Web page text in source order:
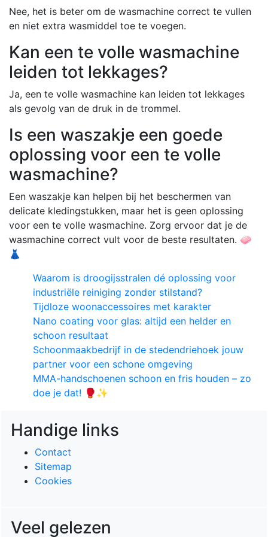
Nee, het is beter om de wasmachine correct te vullen
en niet extra wasmiddel toe te voegen.
Kan een te volle wasmachine
leiden tot lekkages?
Ja, een te volle wasmachine kan leiden tot lekkages
als gevolg van de druk in de trommel.
Is een waszakje een goede
oplossing voor een te volle
wasmachine?
Een waszakje kan helpen bij het beschermen van
delicate kledingstukken, maar het is geen oplossing
voor een te volle wasmachine. Zorg ervoor dat je de
wasmachine correct vult voor de beste resultaten. 🧼
👗
Waarom is droogijsstralen dé oplossing voor
industriële reiniging zonder stilstand?
Tijdloze woonaccessoires met karakter
Nano coating voor glas: altijd een helder en
schoon resultaat
Schoonmaakbedrijf in de stedendriehoek jouw
partner voor een schone omgeving
MMA-handschoenen schoon en fris houden – zo
doe je dat! 🥊✨
Handige links
Contact
Sitemap
Cookies
Veel gelezen